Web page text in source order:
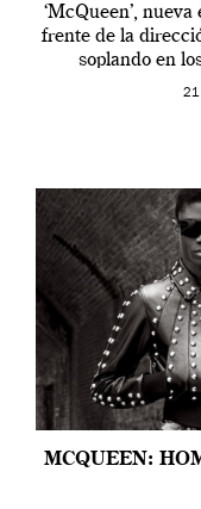
‘McQueen’,
frente de la
soplando en
MCQUEEN: